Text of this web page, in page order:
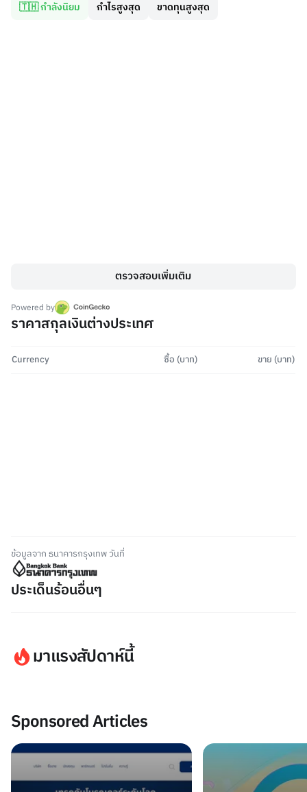
🇹🇭 กำลังนิยม กำไรสูงสุด ขาดทุนสูงสุด
ตรวจสอบเพิ่มเติม
Powered by
ราคาสกุลเงินต่างประเทศ
Currency ซื้อ (บาท) ขาย (บาท)
ข้อมูลจาก ธนาคารกรุงเทพ วันที่
ประเด็นร้อนอื่นๆ
มาแรงสัปดาห์นี้
Sponsored Articles